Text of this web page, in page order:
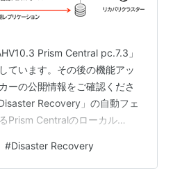
Prism Central pc.7.3」
ています。その後の機能アッ
ーの公開情報をご確認くださ
Recovery」の自動フェ
Prism Centralのローカル
ビスの確認 3. 保護ポリシーの
リカバリプランの作成 5. 自
#Disaster Recovery